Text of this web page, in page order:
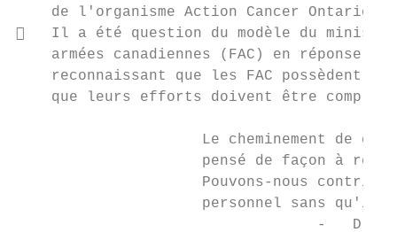
    de l'organisme Action Cancer Ontario?
   Il a été question du modèle du
armées canadiennes (FAC) en réponse
reconnaissant que les FAC possèdent
que leurs efforts doivent être compris
Le cheminement de
pensé de façon à
Pouvons-nous
personnel sans qu'il
-   Dr